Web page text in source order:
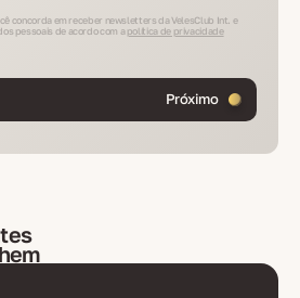
concorda em receber newsletters da VelesClub Int. e
pessoais de acordo com a política de privacidade
Próximo